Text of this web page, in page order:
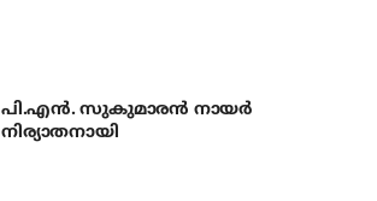
പി.എന്‍. സുകുമാരന്‍ നായര്‍
നിര്യാതനായി